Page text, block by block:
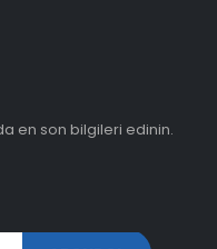
en son bilgileri edinin.